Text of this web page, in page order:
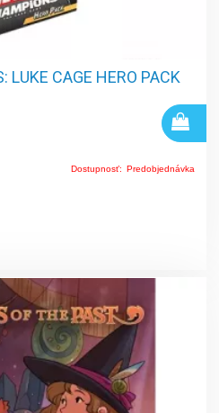
LUKE CAGE HERO PACK
Dostupnosť: Predobjednávka